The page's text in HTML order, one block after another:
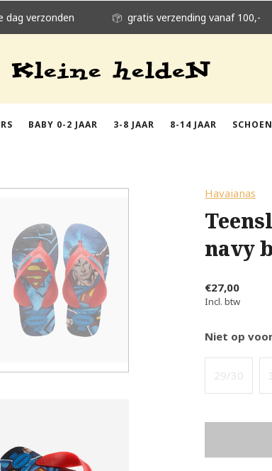
BABY 0-2 JAAR 3-8 JAAR 8-14 JAAR
dag verzonden gratis verzending vanaf 100,-
Havaianas
navy
€27,00
Incl. btw
Niet op
29/30